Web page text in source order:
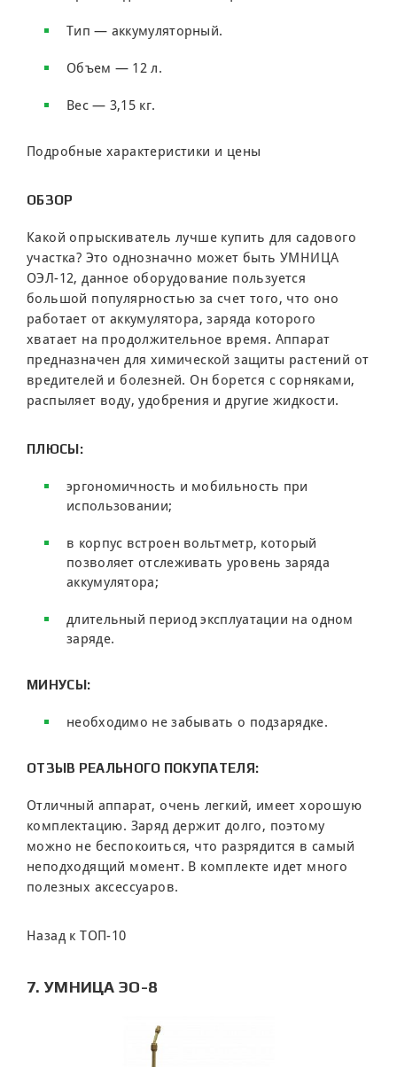
Тип — аккумуляторный.
Объем — 12 л.
Вес — 3,15 кг.
Подробные характеристики и цены
ОБЗОР
Какой опрыскиватель лучше купить для садового
участка? Это однозначно может быть УМНИЦА
ОЭЛ-12, данное оборудование пользуется
большой популярностью за счет того, что оно
работает от аккумулятора, заряда которого
хватает на продолжительное время. Аппарат
предназначен для химической защиты растений от
вредителей и болезней. Он борется с сорняками,
распыляет воду, удобрения и другие жидкости.
ПЛЮСЫ:
эргономичность и мобильность при
использовании;
в корпус встроен вольтметр, который
позволяет отслеживать уровень заряда
аккумулятора;
длительный период эксплуатации на одном
заряде.
МИНУСЫ:
необходимо не забывать о подзарядке.
ОТЗЫВ РЕАЛЬНОГО ПОКУПАТЕЛЯ:
Отличный аппарат, очень легкий, имеет хорошую
комплектацию. Заряд держит долго, поэтому
можно не беспокоиться, что разрядится в самый
неподходящий момент. В комплекте идет много
полезных аксессуаров.
Назад к ТОП-10
7. УМНИЦА ЭО-8